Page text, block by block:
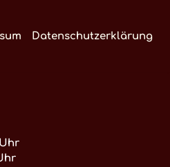
Datenschutzerklärung